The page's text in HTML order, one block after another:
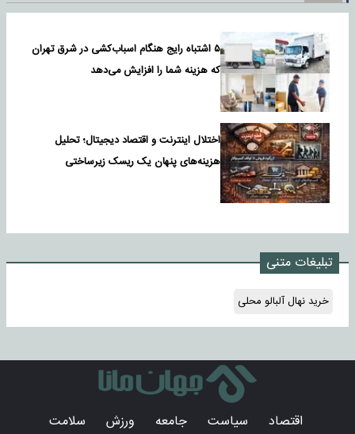
۵ اشتباه رایج هنگام اسباب‌کشی در شرق تهران
که هزینه شما را افزایش می‌دهد
اختلال اینترنت و اقتصاد دیجیتال؛ تحلیل
هزینه‌های پنهان یک ریسک زیرساختی
تبلیغات متنی
خرید نهال آلبالو محلی
اقتصاد سیاست جامعه ورزش
سلامت